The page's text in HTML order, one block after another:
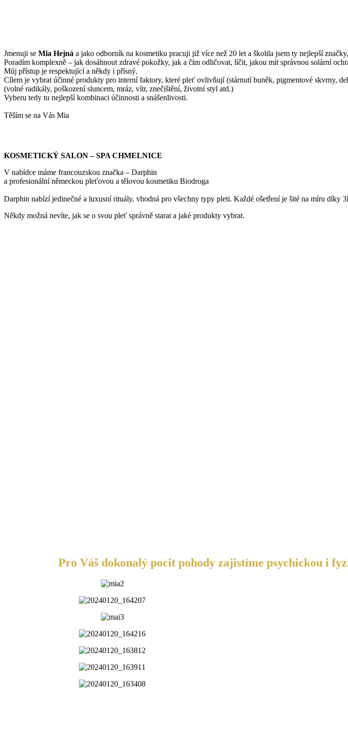
Jmenuji se Mia Hejná a jako odborník na kosmetiku pracuji již více než 20 let a školila jsem ty nejlepší
Poradím komplexně – jak dosáhnout zdravé pokožky, jak a čím odličovat, líčit, jakou mít správnou solární
Můj přístup je respektující a někdy i přísný.
Cílem je vybrat účinné produkty pro interní faktory, které pleť ovlivňují (stárnutí buněk, pigmentové skvrny,
(volné radikály, poškození sluncem, mráz, vítr, znečištění, životní styl atd.)
Vyberu tedy tu nejlepší kombinaci účinnosti a snášenlivosti.
Těším se na Vás Mia
KOSMETICKÝ SALON – SPA CHMELNICE
V nabídce máme francouzskou značka – Darphin
a profesionální německou pleťovou a tělovou kosmetiku Biodroga
Darphin nabízí jedinečné a luxusní rituály, vhodná pro všechny typy pleti. Každé ošetření je šité na míru díky
Někdy možná nevíte, jak se o svou pleť správně starat a jaké produkty vybrat.
Pro Váš dokonalý pocit pohody zajistíme psychickou i